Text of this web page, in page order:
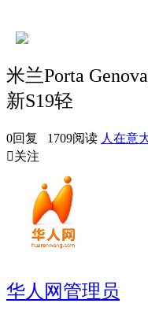
米兰Porta
新S19轻
0回复 1709阅读 人在意
关注
华人网管理员